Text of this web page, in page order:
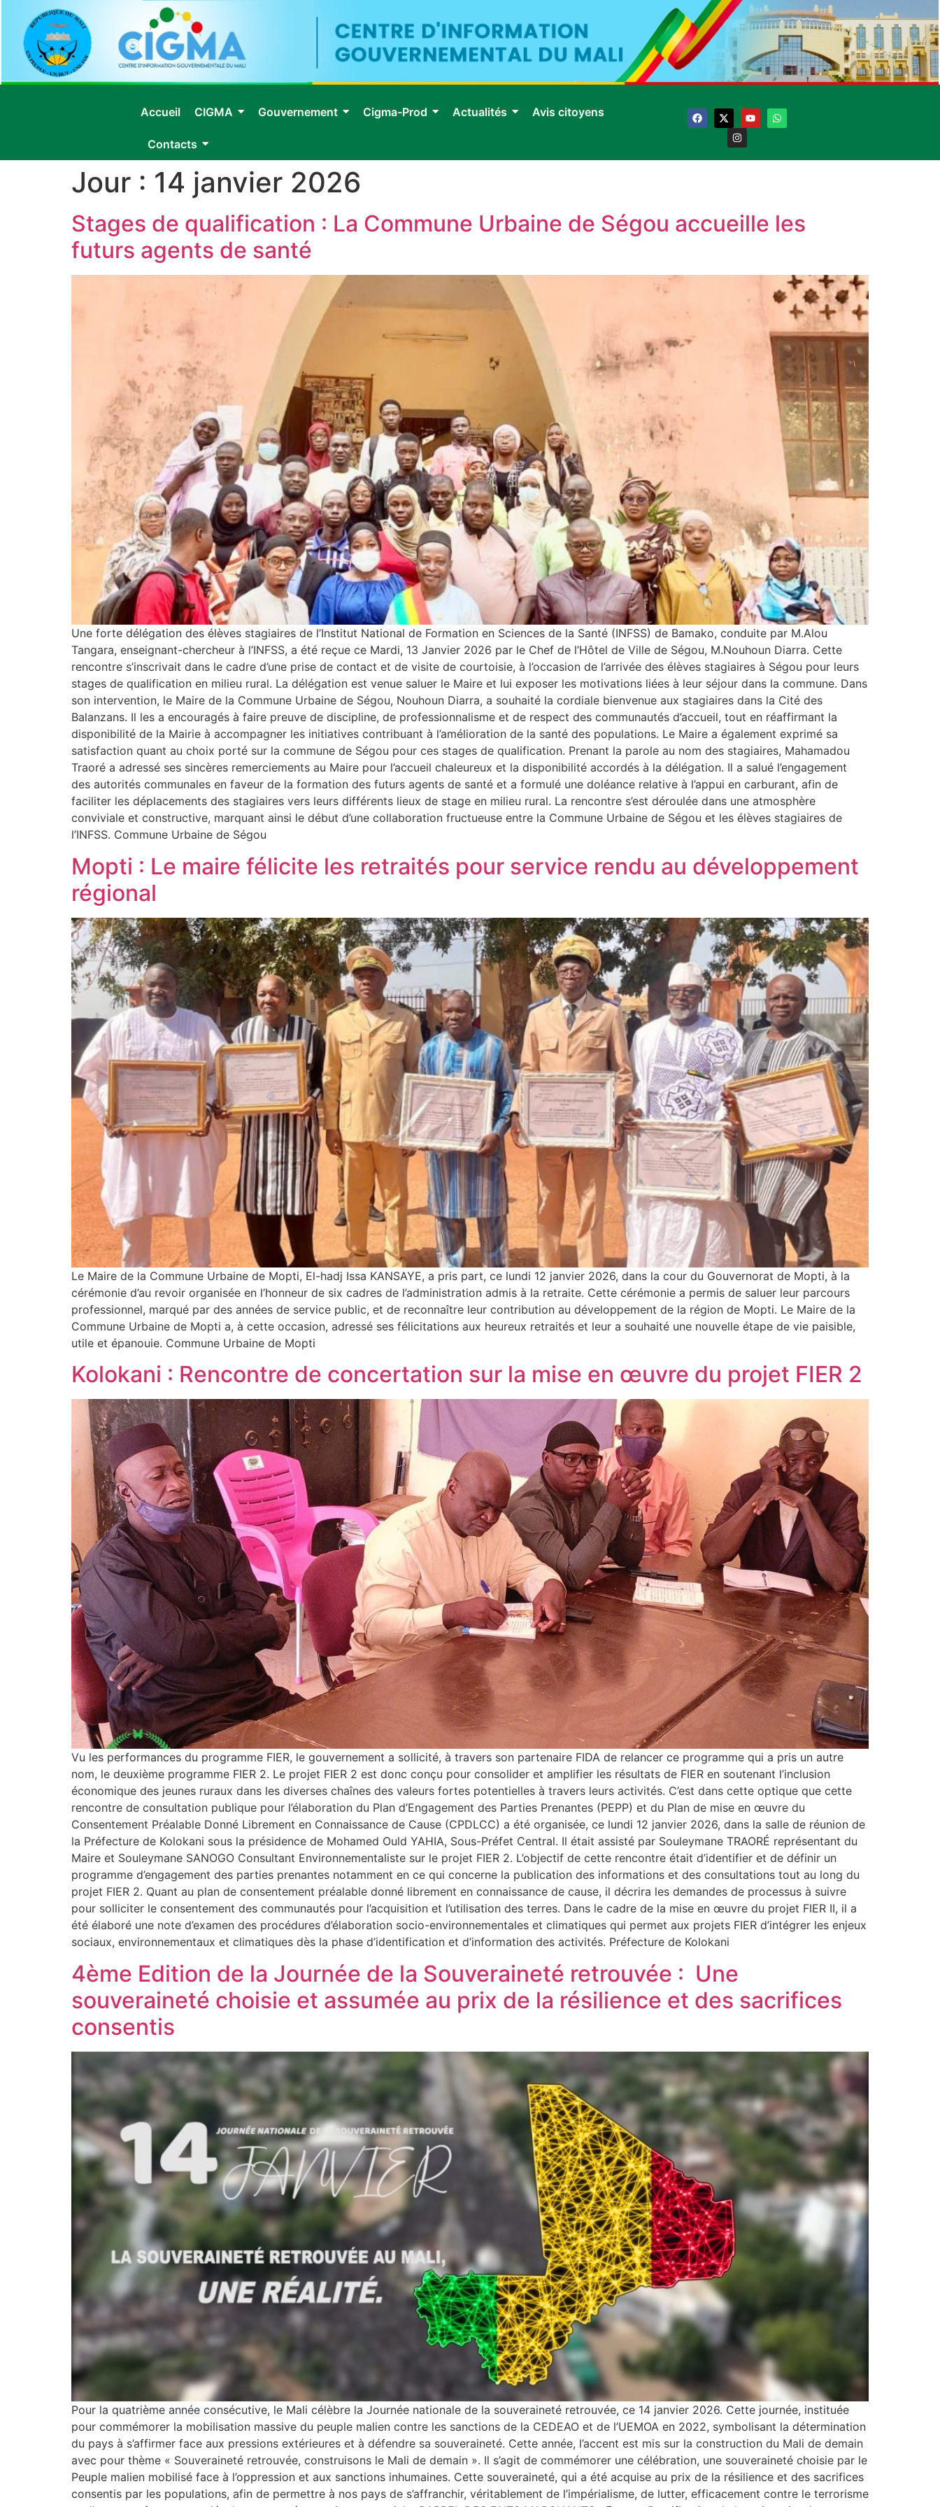
Accueil CIGMA Gouvernement Cigma-Prod Actualités Avis citoyens
Contacts
Jour : 14 janvier 2026
Stages de qualification : La Commune Urbaine de Ségou accueille les
futurs agents de santé
Une forte délégation des élèves stagiaires de l’Institut National de Formation en Sciences de la Santé (INFSS) de Bamako, conduite par M.Alou
Tangara, enseignant-chercheur à l’INFSS, a été reçue ce Mardi, 13 Janvier 2026 par le Chef de l’Hôtel de Ville de Ségou, M.Nouhoun Diarra. Cette
rencontre s’inscrivait dans le cadre d’une prise de contact et de visite de courtoisie, à l’occasion de l’arrivée des élèves stagiaires à Ségou pour leurs
stages de qualification en milieu rural. La délégation est venue saluer le Maire et lui exposer les motivations liées à leur séjour dans la commune. Dans
son intervention, le Maire de la Commune Urbaine de Ségou, Nouhoun Diarra, a souhaité la cordiale bienvenue aux stagiaires dans la Cité des
Balanzans. Il les a encouragés à faire preuve de discipline, de professionnalisme et de respect des communautés d’accueil, tout en réaffirmant la
disponibilité de la Mairie à accompagner les initiatives contribuant à l’amélioration de la santé des populations. Le Maire a également exprimé sa
satisfaction quant au choix porté sur la commune de Ségou pour ces stages de qualification. Prenant la parole au nom des stagiaires, Mahamadou
Traoré a adressé ses sincères remerciements au Maire pour l’accueil chaleureux et la disponibilité accordés à la délégation. Il a salué l’engagement
des autorités communales en faveur de la formation des futurs agents de santé et a formulé une doléance relative à l’appui en carburant, afin de
faciliter les déplacements des stagiaires vers leurs différents lieux de stage en milieu rural. La rencontre s’est déroulée dans une atmosphère
conviviale et constructive, marquant ainsi le début d’une collaboration fructueuse entre la Commune Urbaine de Ségou et les élèves stagiaires de
l’INFSS. Commune Urbaine de Ségou
Mopti : Le maire félicite les retraités pour service rendu au développement
régional
Le Maire de la Commune Urbaine de Mopti, El-hadj Issa KANSAYE, a pris part, ce lundi 12 janvier 2026, dans la cour du Gouvernorat de Mopti, à la
cérémonie d’au revoir organisée en l’honneur de six cadres de l’administration admis à la retraite. Cette cérémonie a permis de saluer leur parcours
professionnel, marqué par des années de service public, et de reconnaître leur contribution au développement de la région de Mopti. Le Maire de la
Commune Urbaine de Mopti a, à cette occasion, adressé ses félicitations aux heureux retraités et leur a souhaité une nouvelle étape de vie paisible,
utile et épanouie. Commune Urbaine de Mopti
Kolokani : Rencontre de concertation sur la mise en œuvre du projet FIER 2
Vu les performances du programme FIER, le gouvernement a sollicité, à travers son partenaire FIDA de relancer ce programme qui a pris un autre
nom, le deuxième programme FIER 2. Le projet FIER 2 est donc conçu pour consolider et amplifier les résultats de FIER en soutenant l’inclusion
économique des jeunes ruraux dans les diverses chaînes des valeurs fortes potentielles à travers leurs activités. C’est dans cette optique que cette
rencontre de consultation publique pour l’élaboration du Plan d’Engagement des Parties Prenantes (PEPP) et du Plan de mise en œuvre du
Consentement Préalable Donné Librement en Connaissance de Cause (CPDLCC) a été organisée, ce lundi 12 janvier 2026, dans la salle de réunion de
la Préfecture de Kolokani sous la présidence de Mohamed Ould YAHIA, Sous-Préfet Central. Il était assisté par Souleymane TRAORÉ représentant du
Maire et Souleymane SANOGO Consultant Environnementaliste sur le projet FIER 2. ‎L’objectif de cette rencontre était d’identifier et de définir un
programme d’engagement des parties prenantes notamment en ce qui concerne la publication des informations et des consultations tout au long du
projet FIER 2. Quant au plan de consentement préalable donné librement en connaissance de cause, il décrira les demandes de processus à suivre
pour solliciter le consentement des communautés pour l’acquisition et l’utilisation des terres. ‎Dans le cadre de la mise en œuvre du projet FIER II, il a
été élaboré une note d’examen des procédures d’élaboration socio-environnementales et climatiques qui permet aux projets FIER d’intégrer les enjeux
sociaux, environnementaux et climatiques dès la phase d’identification et d’information des activités. ‎Préfecture de Kolokani
4ème Edition de la Journée de la Souveraineté retrouvée : Une
souveraineté choisie et assumée au prix de la résilience et des sacrifices
consentis
Pour la quatrième année consécutive, le Mali célèbre la Journée nationale de la souveraineté retrouvée, ce 14 janvier 2026. Cette journée, instituée
pour commémorer la mobilisation massive du peuple malien contre les sanctions de la CEDEAO et de l’UEMOA en 2022, symbolisant la détermination
du pays à s’affirmer face aux pressions extérieures et à défendre sa souveraineté. Cette année, l’accent est mis sur la construction du Mali de demain
avec pour thème « Souveraineté retrouvée, construisons le Mali de demain ». Il s’agit de commémorer une célébration, une souveraineté choisie par le
Peuple malien mobilisé face à l’oppression et aux sanctions inhumaines. Cette souveraineté, qui a été acquise au prix de la résilience et des sacrifices
consentis par les populations, afin de permettre à nos pays de s’affranchir, véritablement de l’impérialisme, de lutter, efficacement contre le terrorisme